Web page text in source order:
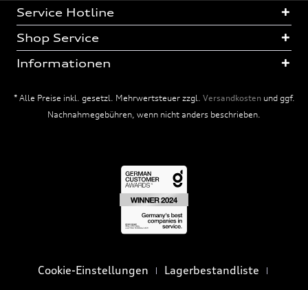
Service Hotline
Shop Service
Informationen
* Alle Preise inkl. gesetzl. Mehrwertsteuer zzgl. Versandkostenund ggf.
Nachnahmegebühren, wenn nicht anders beschrieben.
Cookie-Einstellungen Lagerbestandliste